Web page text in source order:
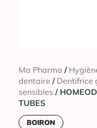
Ma Pharma /
dentaire / Dentifrice
sensibles /
TUBES
BOIRON